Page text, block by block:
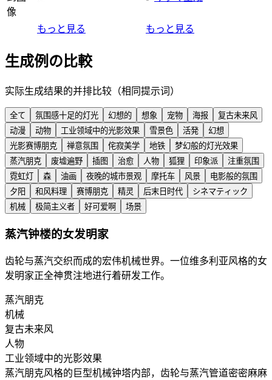
像
もっと見る もっと見る
生成例の比較
实际生成结果的并排比较（相同提示词）
全て 氛围感十足的灯光 幻想的 想象 宠物 海报
复古未来风
动漫
动物 工业领域中的光影效果 雪景色 活発
幻想
光影赛博朋克
禅意氛围 侘寂美学 地铁
梦幻般的灯光效果
蒸汽朋克
废墟遍野 插图 治愈 人物 狐狸 印象派
注重氛围
霓虹灯
森 油画 夜晚的城市景观 摩托车 风景
电影般的氛围
夕阳
和风料理 赛博朋克 精灵 后末日时代
シネマティック
机械
极简主义者 好可爱啊 场景
蒸汽钟楼的女发明家
齿轮与蒸汽交织而成的宏伟机械世界。一位维多利亚风格的女
发明家正全神贯注地进行着研发工作。
蒸汽朋克
机械
复古未来风
人物
工业领域中的光影效果
蒸汽朋克风格的巨型机械钟塔内部，齿轮与蒸汽管道密密麻麻